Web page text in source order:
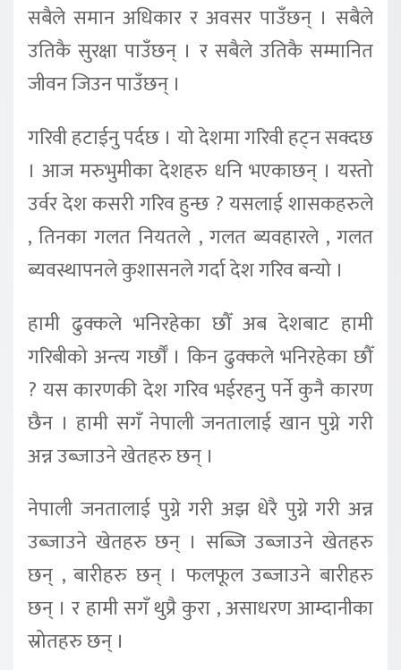
सबैले समान अधिकार र अवसर पाउँछन् । सबैले
उतिकै सुरक्षा पाउँछन् । र सबैले उतिकै सम्मानित
जीवन जिउन पाउँछन् ।
गरिवी हटाईनु पर्दछ । यो देशमा गरिवी हट्न सक्दछ
। आज मरुभुमीका देशहरु धनि भएकाछन् । यस्तो
उर्वर देश कसरी गरिव हुन्छ ? यसलाई शासकहरुले
, तिनका गलत नियतले , गलत ब्यवहारले , गलत
ब्यवस्थापनले कुशासनले गर्दा देश गरिव बन्यो ।
हामी ढुक्कले भनिरहेका छौँ अब देशबाट हामी
गरिबीको अन्त्य गर्छौँ । किन ढुक्कले भनिरहेका छौँ
? यस कारणकी देश गरिव भईरहनु पर्ने कुनै कारण
छैन । हामी सगँ नेपाली जनतालाई खान पुग्ने गरी
अन्न उब्जाउने खेतहरु छन् ।
नेपाली जनतालाई पुग्ने गरी अझ धेरै पुग्ने गरी अन्न
उब्जाउने खेतहरु छन् । सब्जि उब्जाउने खेतहरु
छन् , बारीहरु छन् । फलफूल उब्जाउने बारीहरु
छन् । र हामी सगँ थुप्रै कुरा , असाधरण आम्दानीका
स्रोतहरु छन् ।